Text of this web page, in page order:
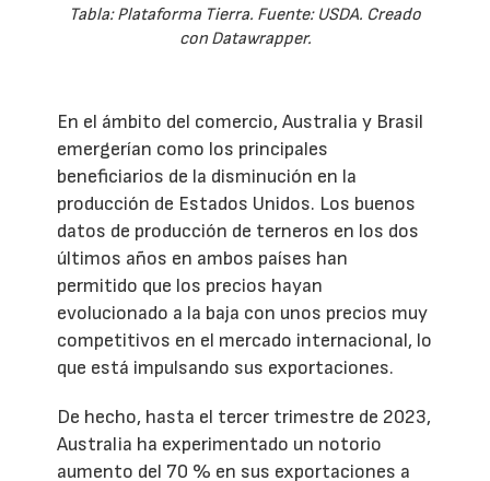
Tabla: Plataforma Tierra. Fuente: USDA. Creado
con Datawrapper.
En el ámbito del comercio, Australia y Brasil
emergerían como los principales
beneficiarios de la disminución en la
producción de Estados Unidos. Los buenos
datos de producción de terneros en los dos
últimos años en ambos países han
permitido que los precios hayan
evolucionado a la baja con unos precios muy
competitivos en el mercado internacional, lo
que está impulsando sus exportaciones.
De hecho, hasta el tercer trimestre de 2023,
Australia ha experimentado un notorio
aumento del 70 % en sus exportaciones a